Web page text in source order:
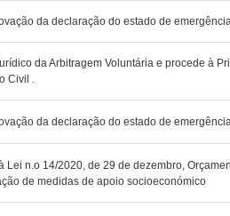
da declaração do estado de
da Arbitragem Voluntária e procede à
Civil .
da declaração do estado de
Lei n.o 14/2020, de 29 de dezembro,
de medidas de apoio socioeconómico